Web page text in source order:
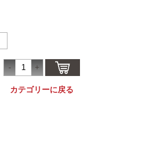
カテゴリーに戻る